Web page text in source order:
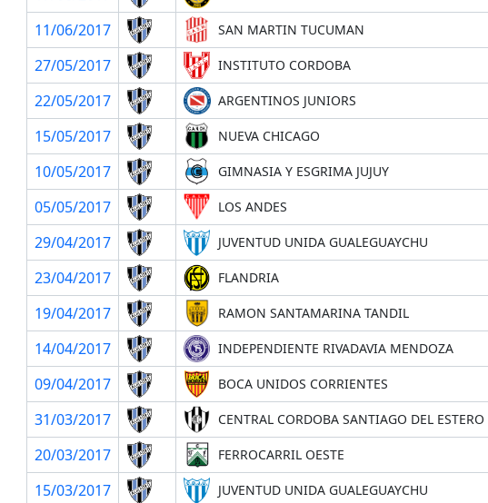
11/06/2017
SAN MARTIN TUCUMAN
27/05/2017
INSTITUTO CORDOBA
22/05/2017
ARGENTINOS JUNIORS
15/05/2017
NUEVA CHICAGO
10/05/2017
GIMNASIA Y ESGRIMA JUJUY
05/05/2017
LOS ANDES
29/04/2017
JUVENTUD UNIDA GUALEGUAYCHU
23/04/2017
FLANDRIA
19/04/2017
RAMON SANTAMARINA TANDIL
14/04/2017
INDEPENDIENTE RIVADAVIA MENDOZA
09/04/2017
BOCA UNIDOS CORRIENTES
31/03/2017
CENTRAL CORDOBA SANTIAGO DEL ESTERO
20/03/2017
FERROCARRIL OESTE
15/03/2017
JUVENTUD UNIDA GUALEGUAYCHU